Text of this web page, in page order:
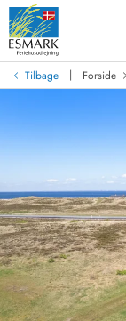
Tilbage | Forside